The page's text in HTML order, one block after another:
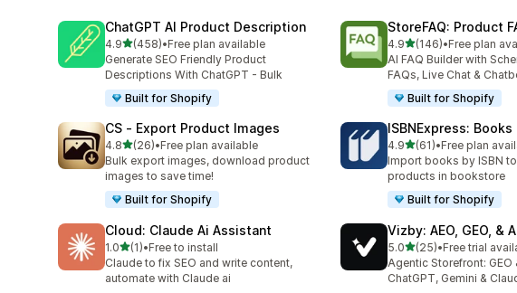
ChatGPT AI Product Description
4.9별 5개 중
(458)
총 리뷰 458개
•Free plan available
Generate SEO Friendly Product
Descriptions With ChatGPT - Bulk
Built for Shopify
StoreFAQ: Product
4.9별 5개 중
(146)
총 리뷰 146개
•Free plan
AI FAQ Builder with
FAQs, Live Chat &
Built for Shopify
CS ‑ Export Product Images
4.8별 5개 중
(26)
총 리뷰 26개
•Free plan available
Bulk export images, download product
images to save time!
Built for Shopify
ISBNExpress:
4.9별 5개 중
(61)
총 리뷰 61개
•Free plan
Import books by ISBN
products in bookstore
Built for Shopify
Cloud: Claude Ai Assistant
1.0별 5개 중
(1)
총 리뷰 1개
•Free to install
Claude to fix SEO and write content,
automate with Claude ai
Vizby: AEO, GEO, &
5.0별 5개 중
(25)
총 리뷰 25개
•Free trial
Agentic Storefront: GEO
ChatGPT, Gemini &